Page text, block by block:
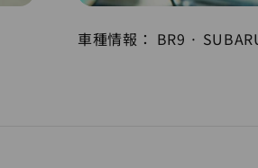
車種情報： BR9 ·